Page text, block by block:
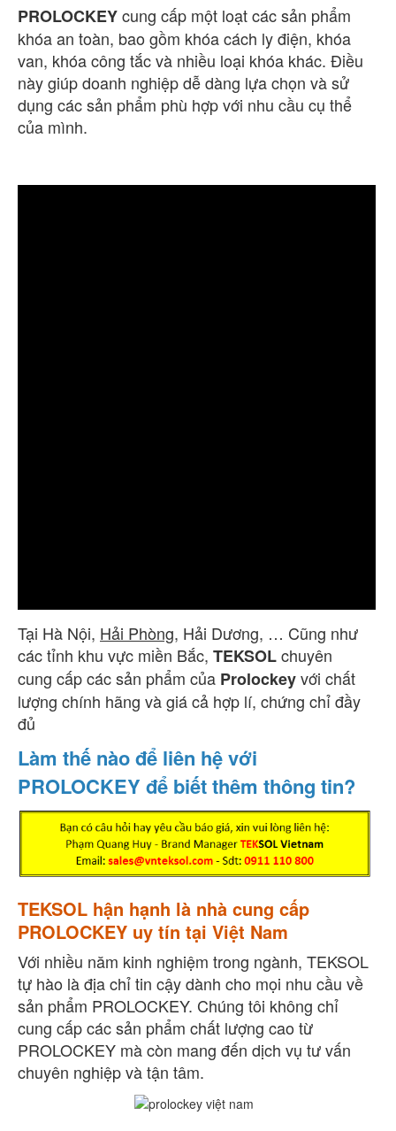
PROLOCKEYcung cấp một loạt các sản phẩm
khóa an toàn, bao gồm khóa cách ly điện, khóa
van, khóa công tắc và nhiều loại khóa khác. Điều
này giúp doanh nghiệp dễ dàng lựa chọn và sử
dụng các sản phẩm phù hợp với nhu cầu cụ thể
của mình.
Tại Hà Nội, Hải Phòng, Hải Dương, … Cũng như
các tỉnh khu vực miền Bắc, TEKSOLchuyên
cung cấp các sản phẩm của Prolockeyvới chất
lượng chính hãng và giá cả hợp lí, chứng chỉ đầy
đủ
Làm thế nào để liên hệ với
PROLOCKEY để biết thêm thông tin?
TEKSOL hận hạnh là nhà cung cấp
PROLOCKEY uy tín tại Việt Nam
Với nhiều năm kinh nghiệm trong ngành, TEKSOL
tự hào là địa chỉ tin cậy dành cho mọi nhu cầu về
sản phẩm PROLOCKEY. Chúng tôi không chỉ
cung cấp các sản phẩm chất lượng cao từ
PROLOCKEY mà còn mang đến dịch vụ tư vấn
chuyên nghiệp và tận tâm.